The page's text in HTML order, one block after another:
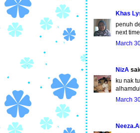
Khas
penuh
next
March
NizA
ku nak
March